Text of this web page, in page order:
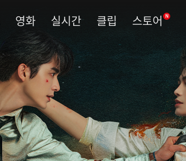
영화 실시간 클립 스토어 N